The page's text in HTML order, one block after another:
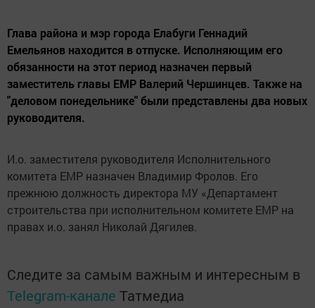
Глава района и мэр города Елабуги Геннадий
Емельянов находится в отпуске. Исполняющим его
обязанности на этот период назначен первый
заместитель главы ЕМР Валерий Чершинцев. Также на
"деловом понедельнике" были представлены два новых
руководителя.
И.о. заместителя руководителя Исполнительного
комитета ЕМР назначен Владимир Фролов. Его
прежнюю должность директора МУ «Департамент
строительства при исполнительном комитете ЕМР на
правах и.о. занял Николай Дягилев.
Следите за самым важным и интересным в
Telegram-канале Татмедиа